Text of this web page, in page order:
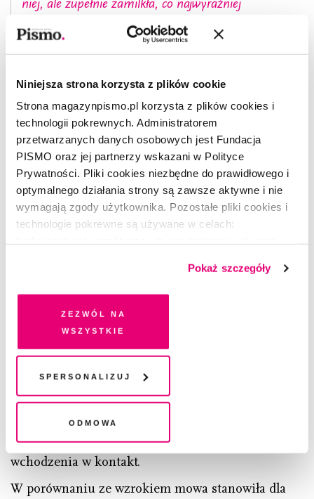
Niniejsza strona korzysta z plików cookie
Strona magazynpismo.pl korzysta z plików cookies i
technologii pokrewnych. Administratorem
przetwarzanych danych osobowych jest Fundacja
PISMO oraz jej partnerzy wskazani w Polityce
Prywatności. Pliki cookies niezbędne do prawidłowego i
optymalnego działania strony są zawsze aktywne i nie
wymagają zgody użytkownika. Pozostałe pliki cookies i
technologie pokrewne są używane w celach:
dobrowolną zgodę na pliki cookies i technologie
pokrewne, zgadzasz się na przechowywanie informacji
na Twoim urządzeniu końcowym lub dostęp do niego i
przetwarzanie danych. Zgodę na wszystkie lub niektóre
chwili wycofać lub ponowić w zakładce "Ustawienia
plików cookie". Wycofanie zgody nie wpływa na
legalność przetwarzania danych przed jej wycofaniem
Pokaż szczegóły
Zezwól na
wszystkie
Spersonalizuj
Odmowa
niej, ale zupełnie zamilkła, co najwyraźniej
wstrząsnęło psychoterapeutą.
w zakłopotanie. Jednak najtrudniejsze do
zaakceptowania było dla niej twierdzenie, że
terapeuta ją rozumie. Z całą pewnością wiedziała,
że mija się on z prawdą. Milczenie, które wszystko
cicho rozstrzyga, otoczyło ich dwoje i zastygło
w oczekiwaniu.
„Nie”.
Podniosła pióro i równym pismem zapisała na
Kiedy mogła mówić, czasami zamiast coś
powiedzieć, w bezruchu wpatrywała się w drugą
przetłumaczyć to, co chce wyrazić. Czuła, że nie
istnieje druga równie błyskawiczna i intuicyjna
możliwość porozumienia. Był to niemal jedyny
sposób, który pozwalał wejść w kontakt bez
wchodzenia w kontakt.
W porównaniu ze wzrokiem mowa stanowiła dla